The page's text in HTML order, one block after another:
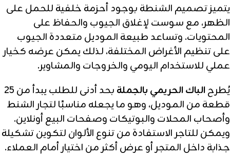
يتميز تصميم الشنطة بوجود أحزمة خلفية للحمل على
الظهر، مع سوست لإغلاق الجيوب والحفاظ على
المحتويات. وتساعد طبيعة الموديل متعددة الجيوب
على تنظيم الأغراض المختلفة، لذلك يمكن عرضه كخيار
عملي للاستخدام اليومي والخروجات والمشاوير.
يُطرحالباك الحريمي بالجملة
بحد أدنى للطلب يبدأ من 25
قطعة من الموديل، وهو ما يجعله مناسبًا لتجار الشنط
وأصحاب المحلات والبوتيكات وصفحات البيع أونلاين.
ويمكن للتاجر الاستفادة من تنوع الألوان لتكوين تشكيلة
جذابة داخل المتجر أو عرض أكثر من اختيار أمام العملاء.